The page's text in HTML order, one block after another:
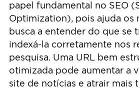
papel fundamental no SEO
Optimization), pois ajuda os
busca a entender do que se
indexá-la corretamente nos
pesquisa. Uma URL bem
otimizada pode aumentar a
site de notícias e atrair mais